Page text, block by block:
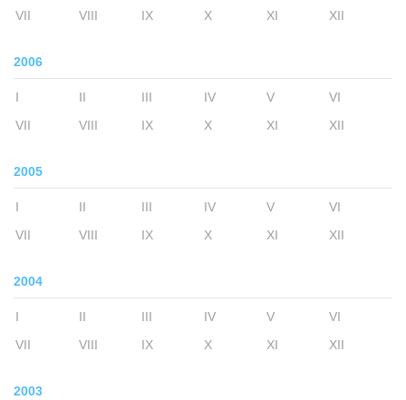
VII
VIII IX X XI XII
2006
I II III IV V
VI
VII
VIII IX X XI XII
2005
I II III IV V
VI
VII
VIII IX X XI XII
2004
I II III IV V
VI
VII
VIII IX X XI XII
2003